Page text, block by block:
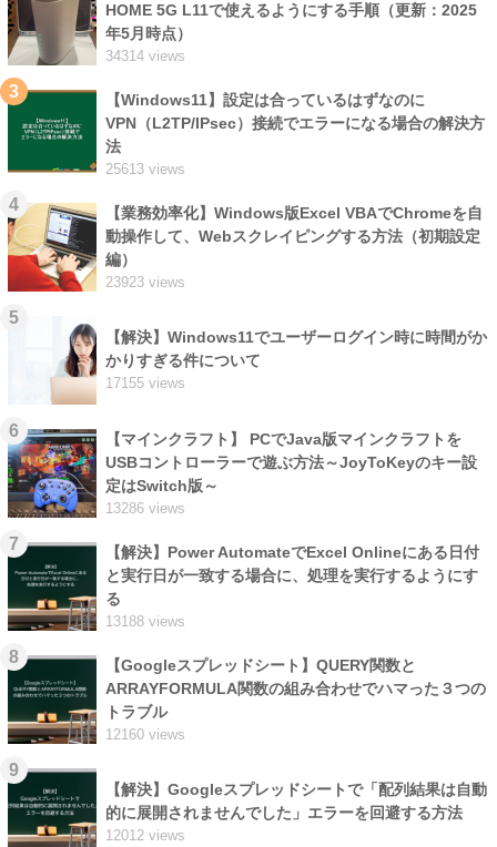
HOME 5G L11で使えるようにする手順（更新：2025
年5月時点）
34314 views
3
【Windows11】設定は合っているはずなのに
VPN（L2TP/IPsec）接続でエラーになる場合の解決方
法
25613 views
4
【業務効率化】Windows版Excel VBAでChromeを自
動操作して、Webスクレイピングする方法（初期設定
編）
23923 views
5
【解決】Windows11でユーザーログイン時に時間がか
かりすぎる件について
17155 views
6
【マインクラフト】 PCでJava版マインクラフトを
USBコントローラーで遊ぶ方法～JoyToKeyのキー設
定はSwitch版～
13286 views
7
【解決】Power AutomateでExcel Onlineにある日付
と実行日が一致する場合に、処理を実行するようにす
る
13188 views
8
【Googleスプレッドシート】QUERY関数と
ARRAYFORMULA関数の組み合わせでハマった３つの
トラブル
12160 views
9
【解決】Googleスプレッドシートで「配列結果は自動
的に展開されませんでした」エラーを回避する方法
12012 views